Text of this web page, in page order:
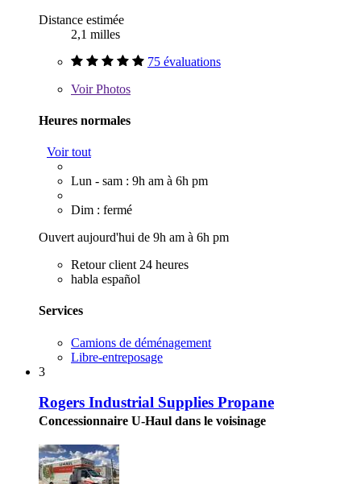
Distance estimée
2,1 milles
75 évaluations
VoirPhotos
Heures normales
Voir tout
Lun - sam : 9h am à 6h pm
Dim : fermé
Ouvert aujourd'hui de 9h am à 6h pm
Retour client 24 heures
habla español
Services
Camions de déménagement
Libre-entreposage
3
Rogers Industrial Supplies Propane
Concessionnaire U-Haul dans le voisinage